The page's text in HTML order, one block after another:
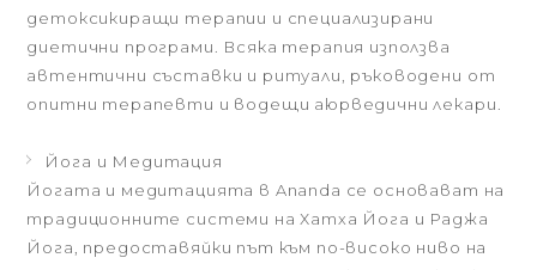
детоксикиращи терапии и специализирани
диетични програми. Всяка терапия използва
автентични съставки и ритуали, ръководени от
опитни терапевти и водещи аюрведични лекари.
Йога и Медитация
Йогата и медитацията в Ananda се основават на
традиционните системи на Хатха Йога и Раджа
Йога, предоставяйки път към по-високо ниво на